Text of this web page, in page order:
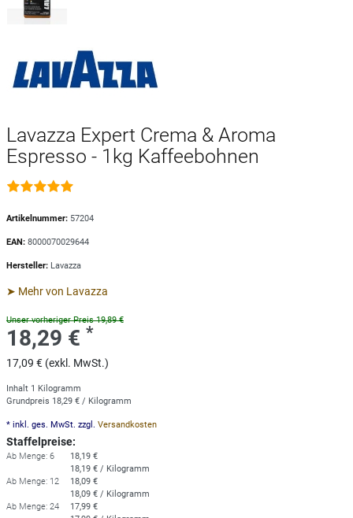
Lavazza Expert Crema & Aroma
Espresso - 1kg Kaffeebohnen
Artikelnummer: 57204
EAN: 8000070029644
Hersteller: Lavazza
➤ Mehr von Lavazza
Unser vorheriger Preis 19,89 €
18,29 € *
17,09 € (exkl. MwSt.)
Inhalt 1
Kilogramm
Grundpreis 18,29 € / Kilogramm
* inkl. ges. MwSt. zzgl. Versandkosten
Staffelpreise:
Ab Menge: 6
18,19 €
18,19 € / Kilogramm
Ab Menge: 12
18,09 €
18,09 € / Kilogramm
Ab Menge: 24
17,99 €